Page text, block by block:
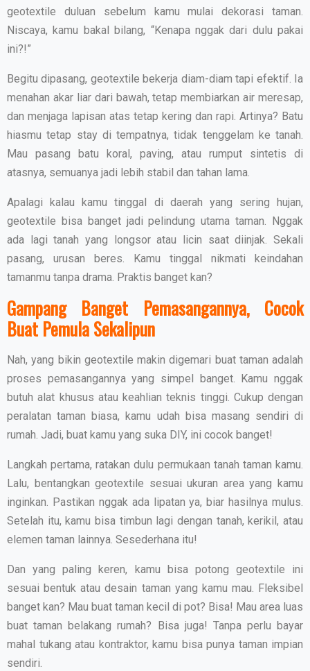
geotextile duluan sebelum kamu mulai dekorasi taman.
Niscaya, kamu bakal bilang, “Kenapa nggak dari dulu pakai
ini?!”
Begitu dipasang, geotextile bekerja diam-diam tapi efektif. Ia
menahan akar liar dari bawah, tetap membiarkan air meresap,
dan menjaga lapisan atas tetap kering dan rapi. Artinya? Batu
hiasmu tetap stay di tempatnya, tidak tenggelam ke tanah.
Mau pasang batu koral, paving, atau rumput sintetis di
atasnya, semuanya jadi lebih stabil dan tahan lama.
Apalagi kalau kamu tinggal di daerah yang sering hujan,
geotextile bisa banget jadi pelindung utama taman. Nggak
ada lagi tanah yang longsor atau licin saat diinjak. Sekali
pasang, urusan beres. Kamu tinggal nikmati keindahan
tamanmu tanpa drama. Praktis banget kan?
Gampang Banget Pemasangannya, Cocok
Buat Pemula Sekalipun
Nah, yang bikin geotextile makin digemari buat taman adalah
proses pemasangannya yang simpel banget. Kamu nggak
butuh alat khusus atau keahlian teknis tinggi. Cukup dengan
peralatan taman biasa, kamu udah bisa masang sendiri di
rumah. Jadi, buat kamu yang suka DIY, ini cocok banget!
Langkah pertama, ratakan dulu permukaan tanah taman kamu.
Lalu, bentangkan geotextile sesuai ukuran area yang kamu
inginkan. Pastikan nggak ada lipatan ya, biar hasilnya mulus.
Setelah itu, kamu bisa timbun lagi dengan tanah, kerikil, atau
elemen taman lainnya. Sesederhana itu!
Dan yang paling keren, kamu bisa potong geotextile ini
sesuai bentuk atau desain taman yang kamu mau. Fleksibel
banget kan? Mau buat taman kecil di pot? Bisa! Mau area luas
buat taman belakang rumah? Bisa juga! Tanpa perlu bayar
mahal tukang atau kontraktor, kamu bisa punya taman impian
sendiri.